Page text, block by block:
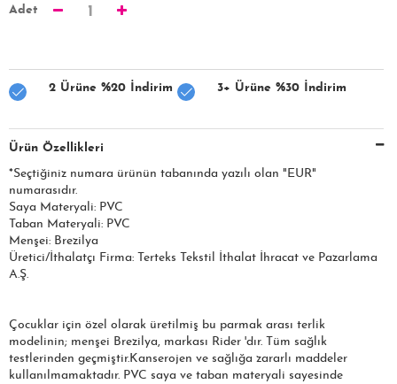
Adet 1
2 Ürüne %20 İndirim 3+ Ürüne %30 İndirim
Ürün Özellikleri
*Seçtiğiniz numara ürünün tabanında yazılı olan "EUR"
numarasıdır.
Saya Materyali: PVC
Taban Materyali: PVC
Menşei: Brezilya
Üretici/İthalatçı Firma: Terteks Tekstil İthalat İhracat ve Pazarlama
A.Ş.
Çocuklar için özel olarak üretilmiş bu parmak arası terlik
modelinin; menşei Brezilya, markası Rider 'dır. Tüm sağlık
testlerinden geçmiştir.Kanserojen ve sağlığa zararlı maddeler
kullanılmamaktadır. PVC saya ve taban materyali sayesinde